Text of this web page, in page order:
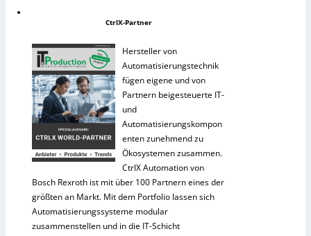
CtrlX-Partner
Hersteller von
Automatisierungstechnik
fügen eigene und von
Partnern beigesteuerte IT-
und
Automatisierungskompon
enten zunehmend zu
Ökosystemen zusammen.
CtrlX Automation von
Bosch Rexroth ist mit über 100 Partnern eines der
größten an Markt. Mit dem Portfolio lassen sich
Automatisierungssysteme modular
zusammenstellen und in die IT-Schicht